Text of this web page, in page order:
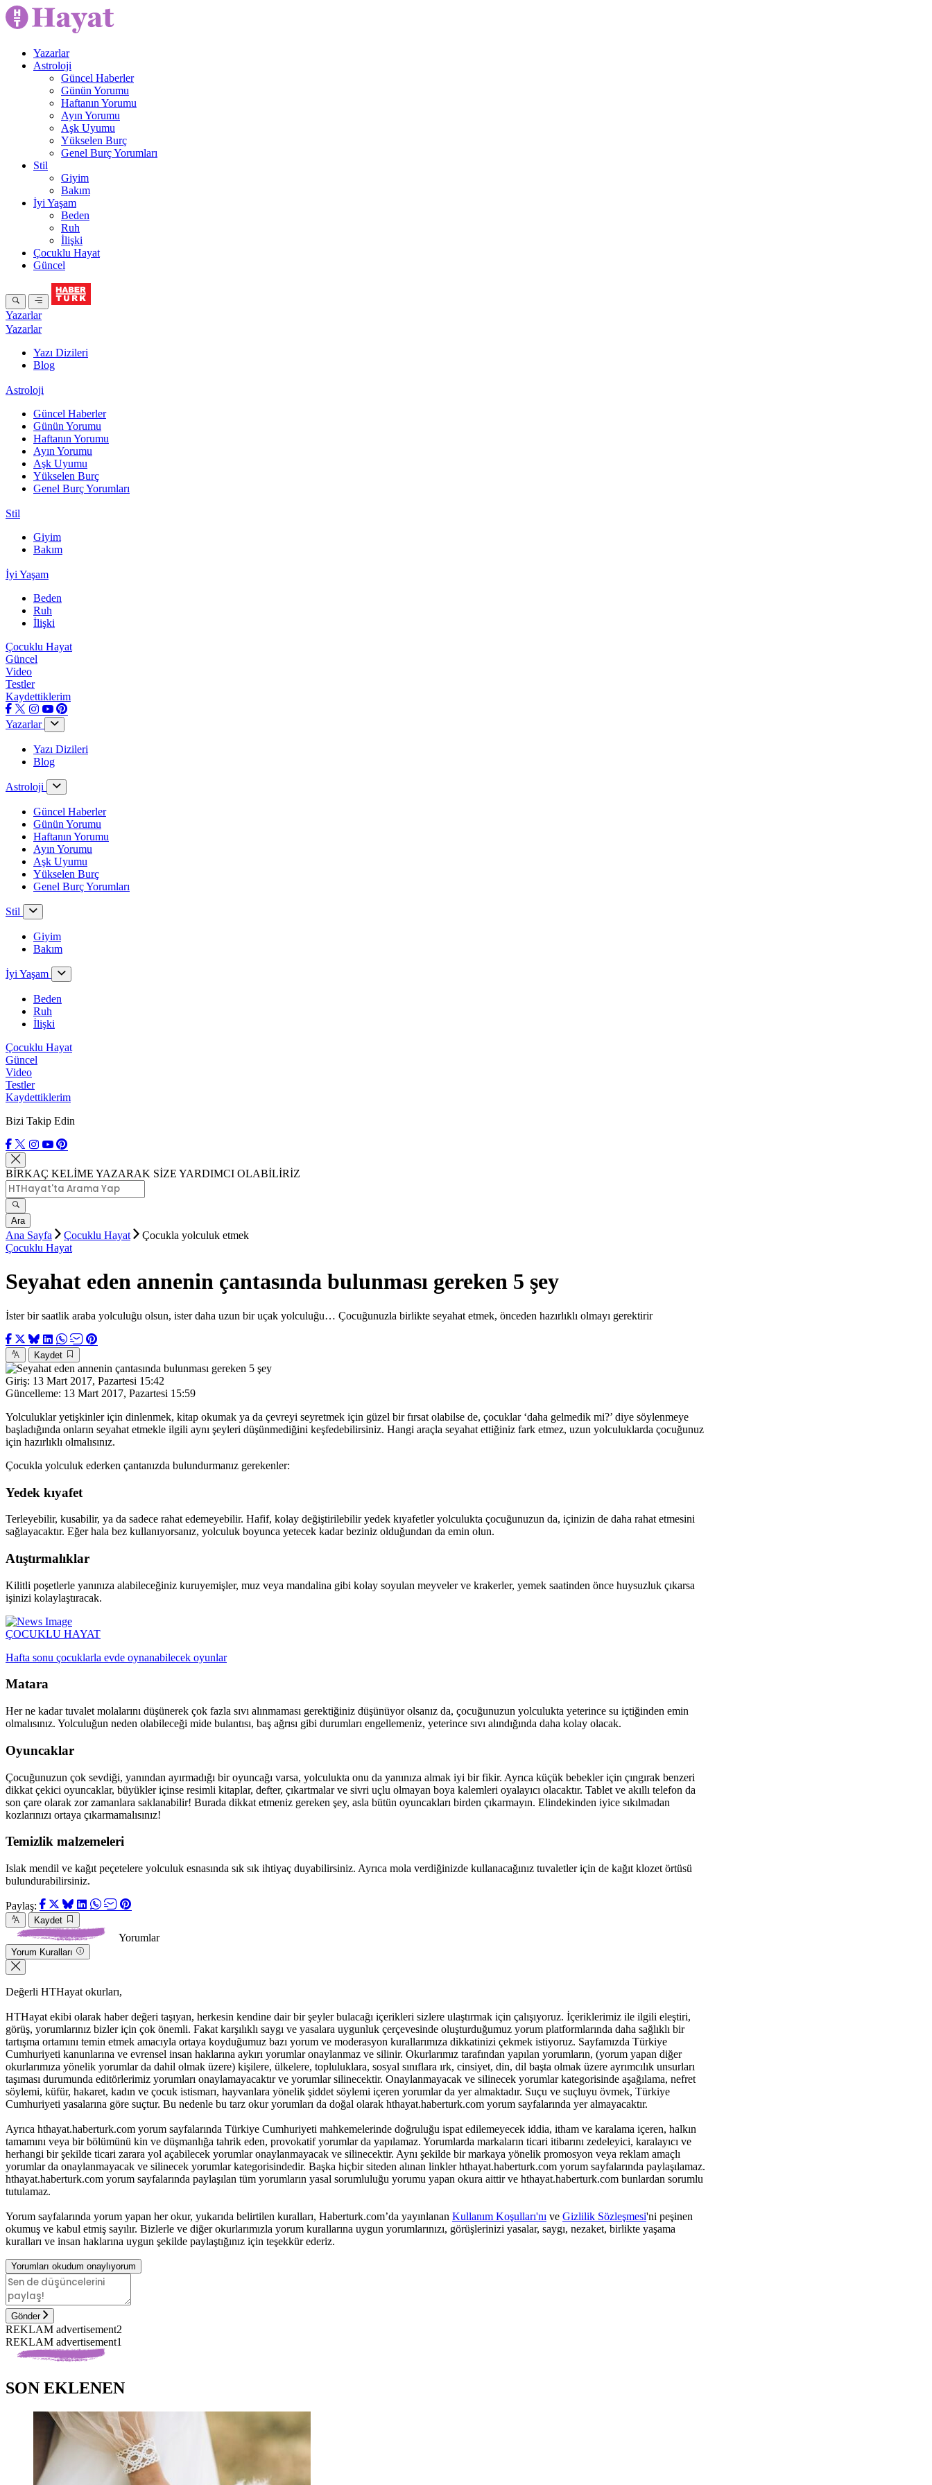
Yazarlar
Astroloji
Güncel Haberler
Günün Yorumu
Haftanın Yorumu
Ayın Yorumu
Aşk Uyumu
Yükselen Burç
Genel Burç Yorumları
Stil
Giyim
Bakım
İyi Yaşam
Beden
Ruh
İlişki
Çocuklu Hayat
Güncel
Yazarlar
Yazarlar
Yazı Dizileri
Blog
Astroloji
Güncel Haberler
Günün Yorumu
Haftanın Yorumu
Ayın Yorumu
Aşk Uyumu
Yükselen Burç
Genel Burç Yorumları
Stil
Giyim
Bakım
İyi Yaşam
Beden
Ruh
İlişki
Çocuklu Hayat
Güncel
Video
Testler
Kaydettiklerim
Yazarlar
Yazı Dizileri
Blog
Astroloji
Güncel Haberler
Günün Yorumu
Haftanın Yorumu
Ayın Yorumu
Aşk Uyumu
Yükselen Burç
Genel Burç Yorumları
Stil
Giyim
Bakım
İyi Yaşam
Beden
Ruh
İlişki
Çocuklu Hayat
Güncel
Video
Testler
Kaydettiklerim
Bizi Takip Edin
BİRKAÇ KELİME YAZARAK SİZE YARDIMCI OLABİLİRİZ
Ara
Ana Sayfa Çocuklu Hayat
Çocukla yolculuk etmek
Çocuklu Hayat
Seyahat eden annenin çantasında bulunması gereken 5 şey
İster bir saatlik araba yolculuğu olsun, ister daha uzun bir uçak yolculuğu… Çocuğunuzla birlikte seyahat etmek, önceden hazırlıklı olmayı gerektirir
Kaydet
Giriş: 13 Mart 2017, Pazartesi 15:42
Güncelleme: 13 Mart 2017, Pazartesi 15:59
Yolculuklar yetişkinler için dinlenmek, kitap okumak ya da çevreyi seyretmek için güzel bir fırsat olabilse de, çocuklar ‘daha gelmedik mi?’ diye söylenmeye
başladığında onların seyahat etmekle ilgili aynı şeyleri düşünmediğini keşfedebilirsiniz. Hangi araçla seyahat ettiğiniz fark etmez, uzun yolculuklarda çocuğunuz
için hazırlıklı olmalısınız.
Çocukla yolculuk ederken çantanızda bulundurmanız gerekenler:
Yedek kıyafet
Terleyebilir, kusabilir, ya da sadece rahat edemeyebilir. Hafif, kolay değiştirilebilir yedek kıyafetler yolculukta çocuğunuzun da, içinizin de daha rahat etmesini
sağlayacaktır. Eğer hala bez kullanıyorsanız, yolculuk boyunca yetecek kadar beziniz olduğundan da emin olun.
Atıştırmalıklar
Kilitli poşetlerle yanınıza alabileceğiniz kuruyemişler, muz veya mandalina gibi kolay soyulan meyveler ve krakerler, yemek saatinden önce huysuzluk çıkarsa
işinizi kolaylaştıracak.
ÇOCUKLU HAYAT
Hafta sonu çocuklarla evde oynanabilecek oyunlar
Matara
Her ne kadar tuvalet molalarını düşünerek çok fazla sıvı alınmaması gerektiğiniz düşünüyor olsanız da, çocuğunuzun yolculukta yeterince su içtiğinden emin
olmalısınız. Yolculuğun neden olabileceği mide bulantısı, baş ağrısı gibi durumları engellemeniz, yeterince sıvı alındığında daha kolay olacak.
Oyuncaklar
Çocuğunuzun çok sevdiği, yanından ayırmadığı bir oyuncağı varsa, yolculukta onu da yanınıza almak iyi bir fikir. Ayrıca küçük bebekler için çıngırak benzeri
dikkat çekici oyuncaklar, büyükler içinse resimli kitaplar, defter, çıkartmalar ve sivri uçlu olmayan boya kalemleri oyalayıcı olacaktır. Tablet ve akıllı telefon da
son çare olarak zor zamanlara saklanabilir! Burada dikkat etmeniz gereken şey, asla bütün oyuncakları birden çıkarmayın. Elindekinden iyice sıkılmadan
kozlarınızı ortaya çıkarmamalısınız!
Temizlik malzemeleri
Islak mendil ve kağıt peçetelere yolculuk esnasında sık sık ihtiyaç duyabilirsiniz. Ayrıca mola verdiğinizde kullanacağınız tuvaletler için de kağıt klozet örtüsü
bulundurabilirsiniz.
Paylaş:
Kaydet
Yorumlar
Yorum Kuralları
Değerli HTHayat okurları,
HTHayat ekibi olarak haber değeri taşıyan, herkesin kendine dair bir şeyler bulacağı içerikleri sizlere ulaştırmak için çalışıyoruz. İçeriklerimiz ile ilgili eleştiri,
görüş, yorumlarınız bizler için çok önemli. Fakat karşılıklı saygı ve yasalara uygunluk çerçevesinde oluşturduğumuz yorum platformlarında daha sağlıklı bir
tartışma ortamını temin etmek amacıyla ortaya koyduğumuz bazı yorum ve moderasyon kurallarımıza dikkatinizi çekmek istiyoruz. Sayfamızda Türkiye
Cumhuriyeti kanunlarına ve evrensel insan haklarına aykırı yorumlar onaylanmaz ve silinir. Okurlarımız tarafından yapılan yorumların, (yorum yapan diğer
okurlarımıza yönelik yorumlar da dahil olmak üzere) kişilere, ülkelere, topluluklara, sosyal sınıflara ırk, cinsiyet, din, dil başta olmak üzere ayrımcılık unsurları
taşıması durumunda editörlerimiz yorumları onaylamayacaktır ve yorumlar silinecektir. Onaylanmayacak ve silinecek yorumlar kategorisinde aşağılama, nefret
söylemi, küfür, hakaret, kadın ve çocuk istismarı, hayvanlara yönelik şiddet söylemi içeren yorumlar da yer almaktadır. Suçu ve suçluyu övmek, Türkiye
Cumhuriyeti yasalarına göre suçtur. Bu nedenle bu tarz okur yorumları da doğal olarak hthayat.haberturk.com yorum sayfalarında yer almayacaktır.
Ayrıca hthayat.haberturk.com yorum sayfalarında Türkiye Cumhuriyeti mahkemelerinde doğruluğu ispat edilemeyecek iddia, itham ve karalama içeren, halkın
tamamını veya bir bölümünü kin ve düşmanlığa tahrik eden, provokatif yorumlar da yapılamaz. Yorumlarda markaların ticari itibarını zedeleyici, karalayıcı ve
herhangi bir şekilde ticari zarara yol açabilecek yorumlar onaylanmayacak ve silinecektir. Aynı şekilde bir markaya yönelik promosyon veya reklam amaçlı
yorumlar da onaylanmayacak ve silinecek yorumlar kategorisindedir. Başka hiçbir siteden alınan linkler hthayat.haberturk.com yorum sayfalarında paylaşılamaz.
hthayat.haberturk.com yorum sayfalarında paylaşılan tüm yorumların yasal sorumluluğu yorumu yapan okura aittir ve hthayat.haberturk.com bunlardan sorumlu
tutulamaz.
Yorum sayfalarında yorum yapan her okur, yukarıda belirtilen kuralları, Haberturk.com’da yayınlanan Kullanım Koşulları'nı ve Gizlilik Sözleşmesi'ni peşinen
okumuş ve kabul etmiş sayılır. Bizlerle ve diğer okurlarımızla yorum kurallarına uygun yorumlarınızı, görüşlerinizi yasalar, saygı, nezaket, birlikte yaşama
kuralları ve insan haklarına uygun şekilde paylaştığınız için teşekkür ederiz.
Yorumları okudum onaylıyorum
Gönder
REKLAM advertisement2
REKLAM advertisement1
SON EKLENEN